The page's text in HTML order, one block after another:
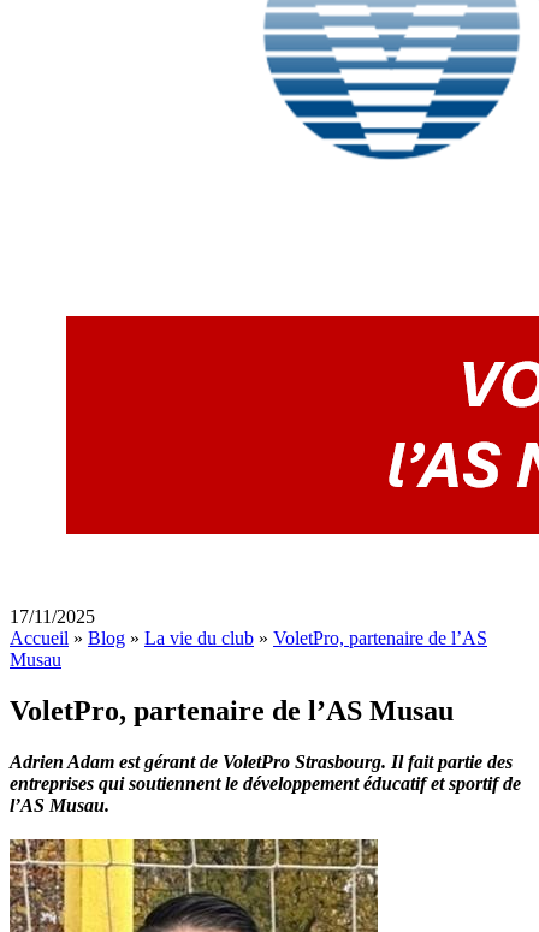
17/11/2025
Accueil » Blog » La vie du club » VoletPro, partenaire de l’AS
Musau
VoletPro, partenaire de l’AS Musau
Adrien Adam est gérant de VoletPro Strasbourg. Il fait partie des
entreprises qui soutiennent le développement éducatif et sportif de
l’AS Musau.